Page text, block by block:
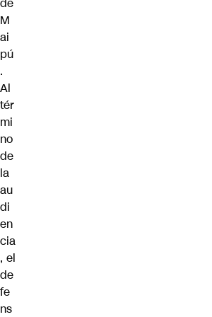
M
ai
pú
.
Al
tér
mi
no
de
la
au
di
en
cia
, el
de
fe
ns